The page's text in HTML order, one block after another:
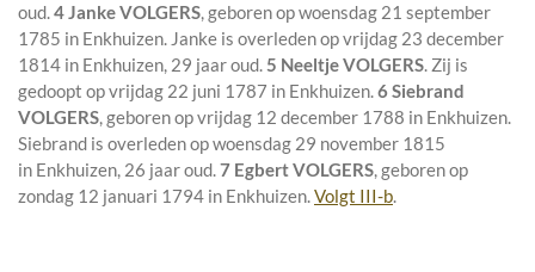
oud.4 Janke VOLGERS, geboren op woensdag 21 september
1785 in Enkhuizen. Janke is overleden op vrijdag 23 december
1814 in Enkhuizen, 29 jaar oud.5 Neeltje VOLGERS. Zij is
gedoopt op vrijdag 22 juni 1787 in Enkhuizen.6 Siebrand
VOLGERS, geboren op vrijdag 12 december 1788 in Enkhuizen.
Siebrand is overleden op woensdag 29 november 1815
in Enkhuizen, 26 jaar oud.7 Egbert VOLGERS, geboren op
zondag 12 januari 1794 in Enkhuizen.Volgt III-b.